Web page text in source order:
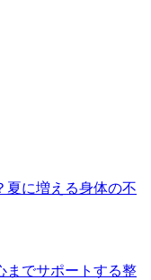
夏に増える身体の不
までサポートする整